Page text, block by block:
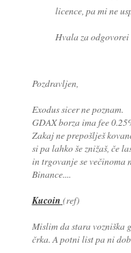
licence, pa mi ne
Hvala za
Pozdravljen,
Exodus sicer ne poznam.
GDAX borza ima fee
Zakaj ne prepošlješ
si pa lahko še znižaš, če
in trgovanje se večinoma
Binance....
Kucoin (ref)
Mislim da stara vozniška
črka. A potni list pa ni